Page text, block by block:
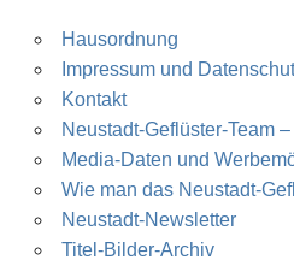
Hausordnung
Impressum und
Kontakt
Neustadt-Geflüster-Team
Media-Daten und
Wie man das Neustadt-
Neustadt-Newsletter
Titel-Bilder-Archiv